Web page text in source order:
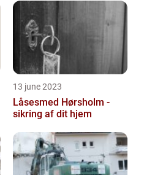
13 june 2023
Låsesmed Hørsholm -
sikring af dit hjem